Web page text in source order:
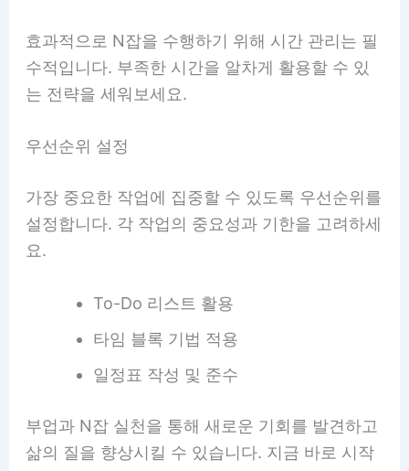
효과적으로 N잡을 수행하기 위해 시간 관리는 필
수적입니다. 부족한 시간을 알차게 활용할 수 있
는 전략을 세워보세요.
우선순위 설정
가장 중요한 작업에 집중할 수 있도록 우선순위를
설정합니다. 각 작업의 중요성과 기한을 고려하세
요.
To-Do 리스트 활용
타임 블록 기법 적용
일정표 작성 및 준수
부업과 N잡 실천을 통해 새로운 기회를 발견하고
삶의 질을 향상시킬 수 있습니다. 지금 바로 시작